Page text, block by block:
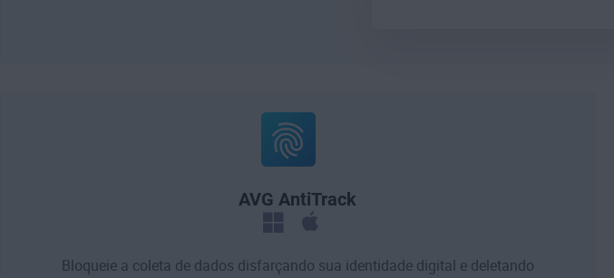
AVG AntiTrack
Bloqueie a coleta de dados disfarçando sua identidade digital e deletando